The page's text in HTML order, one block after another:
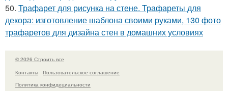
50. Трафарет для рисунка на стене. Трафареты для
декора: изготовление шаблона своими руками, 130 фото
трафаретов для дизайна стен в домашних условиях
© 2026 Строить все
Контакты
Пользовательское соглашение
Политика конфидециальности